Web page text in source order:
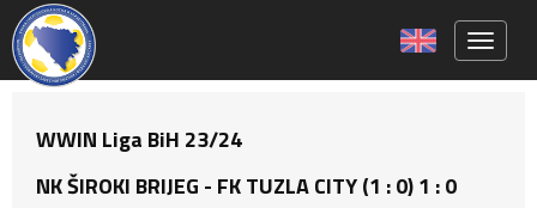
WWIN Liga BiH 23/24
NK ŠIROKI BRIJEG - FK TUZLA CITY (1 : 0) 1 : 0